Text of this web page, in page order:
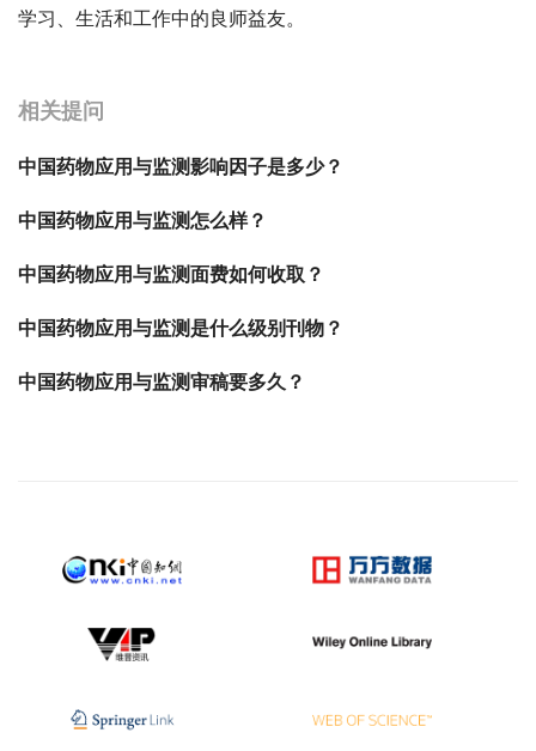
学习、生活和工作中的良师益友。
相关提问
中国药物应用与监测影响因子是多少？
中国药物应用与监测怎么样？
中国药物应用与监测面费如何收取？
中国药物应用与监测是什么级别刊物？
中国药物应用与监测审稿要多久？